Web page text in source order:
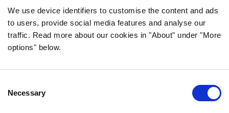
We use device identifiers to customise the content and ads
to users, provide social media features and analyse our
traffic. Read more about our cookies in "About" under "More
options" below.
Selection
Necessary
FOLGE UNS AUF SOCIAL MEDIA
FAQ